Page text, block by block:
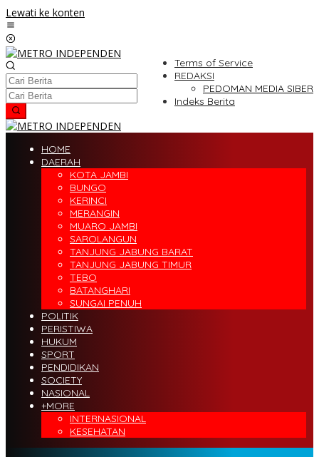
Lewati ke konten
Terms of Service
REDAKSI
PEDOMAN MEDIA SIBER
Indeks Berita
HOME
DAERAH
KOTA JAMBI
BUNGO
KERINCI
MERANGIN
MUARO JAMBI
SAROLANGUN
TANJUNG JABUNG BARAT
TANJUNG JABUNG TIMUR
TEBO
BATANGHARI
SUNGAI PENUH
POLITIK
PERISTIWA
HUKUM
SPORT
PENDIDIKAN
SOCIETY
NASIONAL
+MORE
INTERNASIONAL
KESEHATAN